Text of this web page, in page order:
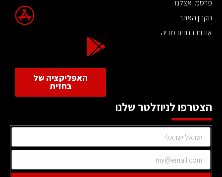
פרסמו אצלנו
תקנון האתר
אודות בחזית מדיה
האפליקציה של
בחזית
הצטרפו לניוזלטר שלנו